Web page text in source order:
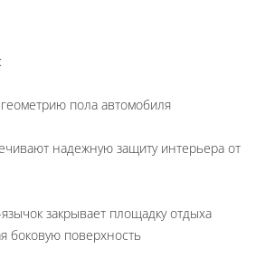
пола автомобиля
надежную защиту интерьера от
закрывает площадку отдыха
боковую поверхность